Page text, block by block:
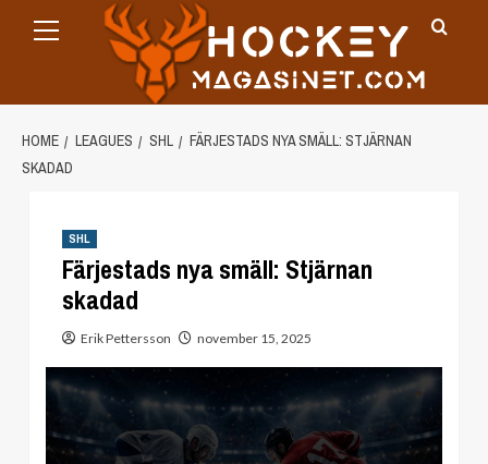
Menu
HOME LEAGUES SHL
FÄRJESTADS NYA SMÄLL: STJÄRNAN
SKADAD
SHL
Färjestads nya smäll: Stjärnan
skadad
Erik Pettersson november 15, 2025